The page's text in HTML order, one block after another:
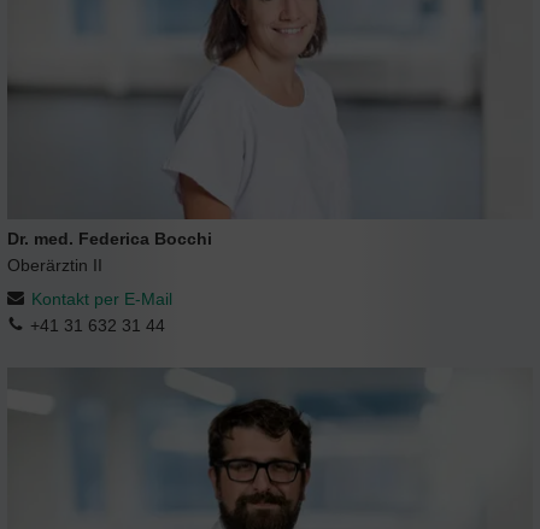
Dr. med. Federica Bocchi
Oberärztin II
Kontakt per E-Mail
+41 31 632 31 44